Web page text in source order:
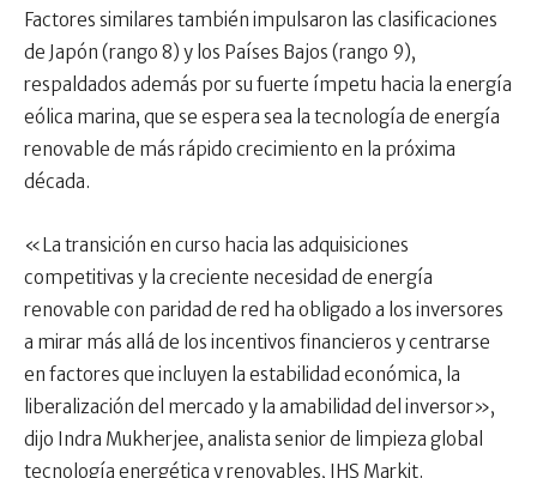
Factores similares también impulsaron las clasificaciones
de Japón (rango 8) y los Países Bajos (rango 9),
respaldados además por su fuerte ímpetu hacia la energía
eólica marina, que se espera sea la tecnología de energía
renovable de más rápido crecimiento en la próxima
década.
«La transición en curso hacia las adquisiciones
competitivas y la creciente necesidad de energía
renovable con paridad de red ha obligado a los inversores
a mirar más allá de los incentivos financieros y centrarse
en factores que incluyen la estabilidad económica, la
liberalización del mercado y la amabilidad del inversor»,
dijo Indra Mukherjee, analista senior de limpieza global
tecnología energética y renovables, IHS Markit.